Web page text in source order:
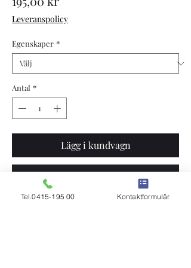
Leveranspolicy
Egenskaper *
Antal *
Lägg i kundvagn
Köp nu
Tel.0415-195 00 Kontaktformulär